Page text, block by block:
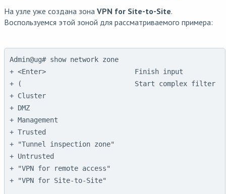
На узле уже создана зона VPN for Site-to-Site.
Воспользуемся этой зоной для рассматриваемого примера:
Admin@ug# show network zone
+ <Enter>                      Finish input
+ (                            Start complex filter
+ Cluster
+ DMZ
+ Management
+ Trusted
+ "Tunnel inspection zone"
+ Untrusted
+ "VPN for remote access"
+ "VPN for Site-to-Site"